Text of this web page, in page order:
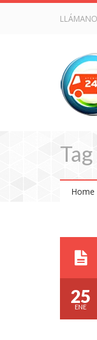
Home
25
ENE